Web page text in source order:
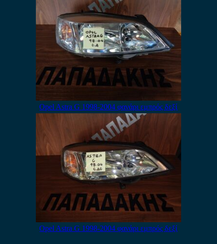
Opel Astra G 1998-2004 φανάρι εμπρός δεξί
Opel Astra G 1998-2004 φανάρι εμπρός δεξί